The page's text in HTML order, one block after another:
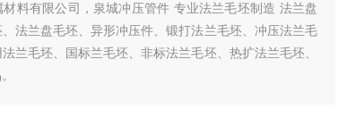
料有限公司，泉城冲压管件 专业法兰毛坯制造 法兰盘
法兰盘毛坯、异形冲压件、锻打法兰毛坯、冲压法兰毛
兰毛坯、国标兰毛坯、非标法兰毛坯、热扩法兰毛坯、